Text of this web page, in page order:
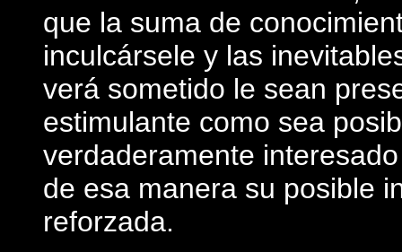
que la suma de
inculcársele y las
verá sometido le sean
estimulante como sea
verdaderamente
de esa manera su posible
reforzada.